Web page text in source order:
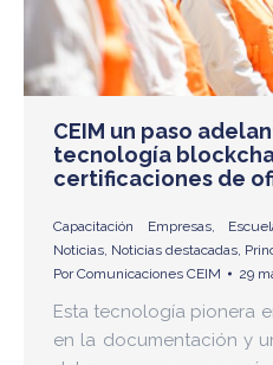
CEIM un paso
tecnología
certificaciones de
Capacitación Empresas,
Noticias, Noticias destacadas,
PorComunicaciones CEIM 29
Esta tecnología pionera
en la documentación y